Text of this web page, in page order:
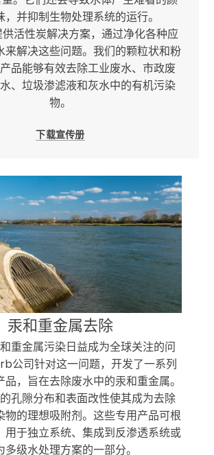
，并抑制生物处理系统的运行。
活性炭解决方案，通过净化各种应
来解决这些问题。我们的颗粒状和粉
品能够有效去除工业废水、市政废
、垃圾渗滤液和灰水中的有机污染
物。
下载宣传册
compounds
sulfated compounds
(Mercury, Lead, etc.)
hydrocarbons
compounds, including phenol
A (BPA)
and color precursors
汞和重金属去除
重金属污染日益成为全球关注的问
公司针对这一问题，开发了一系列
品，旨在去除废水中的汞和重金属。
孔隙分布和表面改性使其成为去除
物的理想吸附剂。这些专用产品可根
用于独立系统、集成到反渗透系统或
多级水处理方案的一部分。